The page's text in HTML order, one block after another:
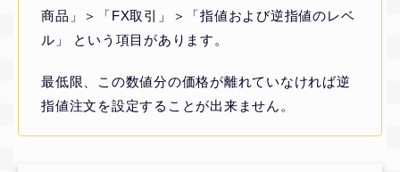
商品」＞「FX取引」＞「指値および逆指値のレベ
ル」 という項目があります。
最低限、この数値分の価格が離れていなければ逆
指値注文を設定することが出来ません。